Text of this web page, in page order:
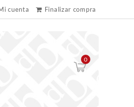
cuenta Finalizar compra
0